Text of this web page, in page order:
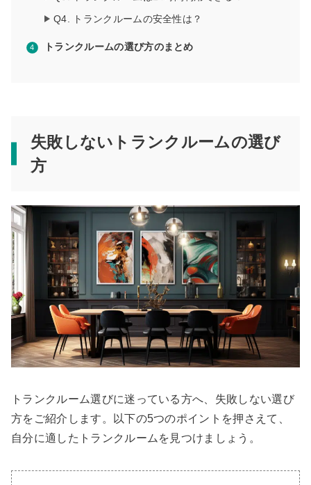
Q4. トランクルームの安全性は？
トランクルームの選び方のまとめ
失敗しないトランクルームの選び
方
トランクルーム選びに迷っている方へ、失敗しない選び
方をご紹介します。以下の5つのポイントを押さえて、
自分に適したトランクルームを見つけましょう。